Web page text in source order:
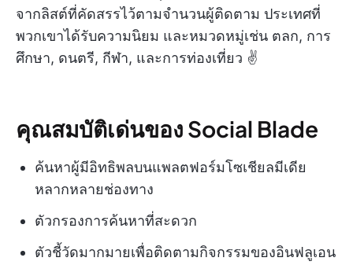
จากลิสต์ที่คัดสรรไว้ตามจำนวนผู้ติดตาม ประเทศที่
พวกเขาได้รับความนิยม และหมวดหมู่เช่น ตลก, การ
ศึกษา, ดนตรี, กีฬา, และการท่องเที่ยว ✌️
คุณสมบัติเด่นของ Social Blade
ค้นหาผู้มีอิทธิพลบนแพลตฟอร์มโซเชียลมีเดีย
หลากหลายช่องทาง
ตัวกรองการค้นหาที่สะดวก
ตัวชี้วัดมากมายเพื่อติดตามกิจกรรมของอินฟลูเอน